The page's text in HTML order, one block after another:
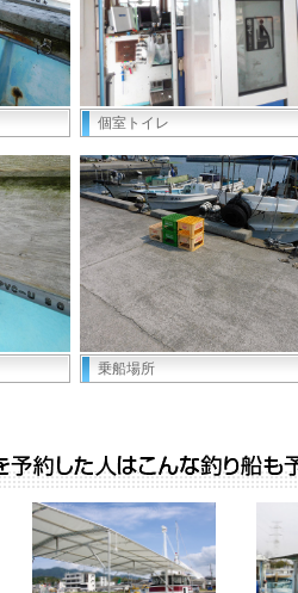
個室トイレ
乗船場所